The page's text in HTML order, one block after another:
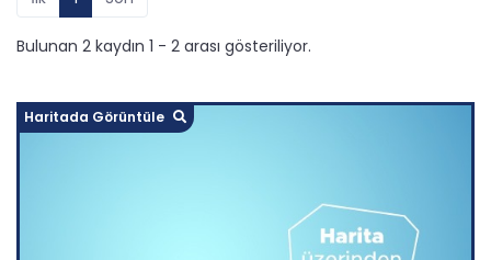
Bulunan 2 kaydın 1 - 2 arası gösteriliyor.
Haritada Görüntüle